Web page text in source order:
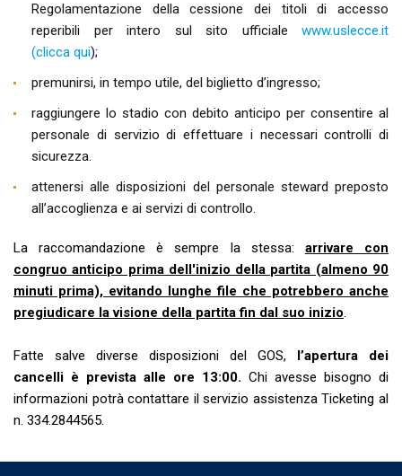
Regolamentazione della cessione dei titoli di accesso
reperibili per intero sul sito ufficiale www.uslecce.it
(clicca qui);
premunirsi, in tempo utile, del biglietto d’ingresso;
raggiungere lo stadio con debito anticipo per consentire al
personale di servizio di effettuare i necessari controlli di
sicurezza.
attenersi alle disposizioni del personale steward preposto
all’accoglienza e ai servizi di controllo.
La raccomandazione è sempre la stessa: arrivare con
congruo anticipo prima dell'inizio della partita (almeno 90
minuti prima), evitando lunghe file che potrebbero anche
pregiudicare la visione della partita fin dal suo inizio.
Fatte salve diverse disposizioni del GOS, l’apertura dei
cancelli è prevista alle ore 13:00. Chi avesse bisogno di
informazioni potrà contattare il servizio assistenza Ticketing al
n. 334.2844565.